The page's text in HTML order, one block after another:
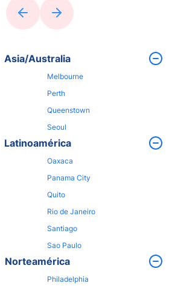
Asia/Australia
Melbourne
Perth
Queenstown
Seoul
Latinoamérica
Oaxaca
Panama City
Quito
Rio de Janeiro
Santiago
Sao Paulo
Norteamérica
Philadelphia